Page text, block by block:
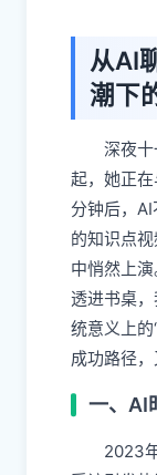
从AI
潮下
深夜
起，她正
分钟后，
的知识点
中悄然上
透进书桌
统意义上
成功路径
一、AI
2023